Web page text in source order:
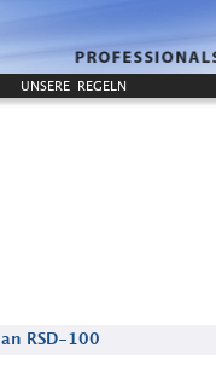
UNSERE REGELN
RSD-100